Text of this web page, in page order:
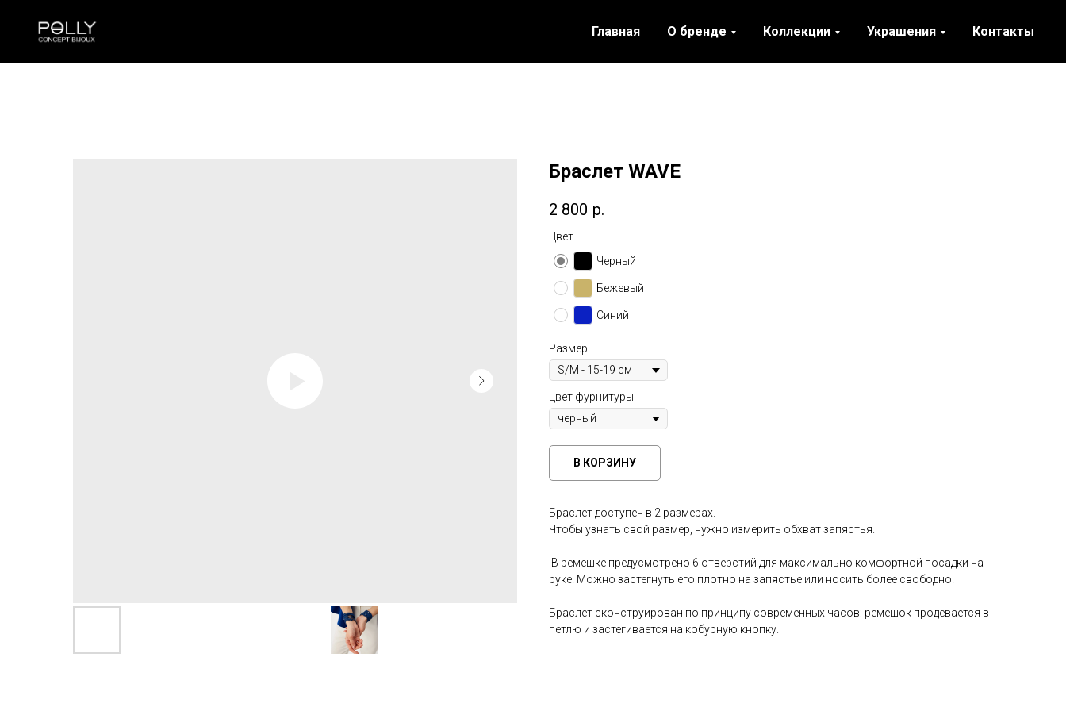
Главная О бренде Коллекции Украшения Контакты
Браслет WAVE
2 800 р.
Цвет
Черный
Бежевый
Синий
Размер
цвет фурнитуры
В КОРЗИНУ
Браслет доступен в 2 размерах.
Чтобы узнать свой размер, нужно измерить обхват запястья.
В ремешке предусмотрено 6 отверстий для максимально комфортной посадки на
руке. Можно застегнуть его плотно на запястье или носить более свободно.
Браслет сконструирован по принципу современных часов: ремешок продевается в
петлю и застегивается на кобурную кнопку.